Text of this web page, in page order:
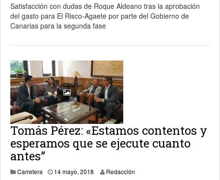
Satisfacción con dudas de Roque Aldeano tras la aprobación
del gasto para El Risco-Agaete por parte del Gobierno de
Canarias para la segunda fase
Tomás Pérez: «Estamos contentos y
esperamos que se ejecute cuanto
antes”
Carretera 14 mayo, 2018 Redacción